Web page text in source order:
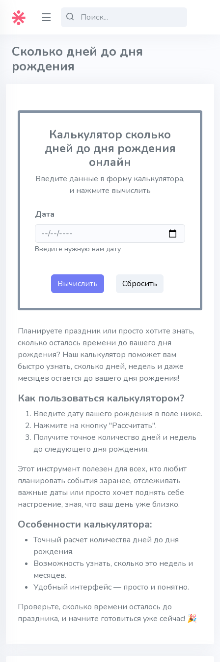
Сколько дней до дня
рождения
Калькулятор сколько
дней до дня рождения
онлайн
Введите данные в форму калькулятора,
и нажмите вычислить
Дата
Введите нужную вам дату
Вычислить Сбросить
Планируете праздник или просто хотите знать,
сколько осталось времени до вашего дня
рождения? Наш калькулятор поможет вам
быстро узнать, сколько дней, недель и даже
месяцев остается до вашего дня рождения!
Как пользоваться калькулятором?
Введите дату вашего рождения в поле ниже.
Нажмите на кнопку "Рассчитать".
Получите точное количество дней и недель
до следующего дня рождения.
Этот инструмент полезен для всех, кто любит
планировать события заранее, отслеживать
важные даты или просто хочет поднять себе
настроение, зная, что ваш день уже близко.
Особенности калькулятора:
Точный расчет количества дней до дня
рождения.
Возможность узнать, сколько это недель и
месяцев.
Удобный интерфейс — просто и понятно.
Проверьте, сколько времени осталось до
праздника, и начните готовиться уже сейчас! 🎉